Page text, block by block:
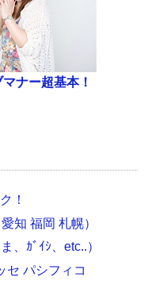
ナー超基本！
！
知 福岡 札幌）
、ｶﾞｲｼ、etc..）
セ パシフィコ